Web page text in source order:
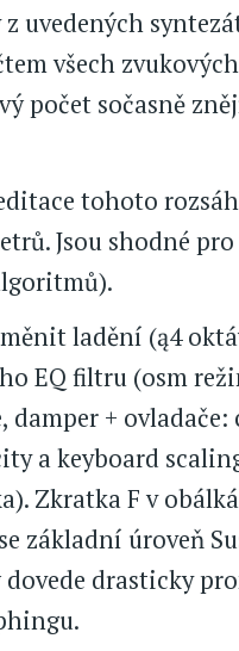
uvedených
všech
počet sočasně
tohoto
Jsou shodné
ladění (ą4
EQ filtru (osm
damper +
a keyboard
Zkratka F v
základní úroveň
drasticky